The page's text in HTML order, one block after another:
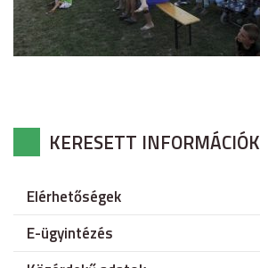
KERESETT INFORMÁCIÓK
Elérhetőségek
E-ügyintézés